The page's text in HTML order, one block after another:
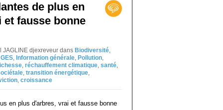
de plus en
fausse bonne
JAGLINE djexreveur dans Biodiversité,
GES, Information générale, Pollution,
, réchauffement climatique, santé,
, transition énergétique,
, croissance